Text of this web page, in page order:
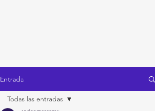
Entrada
Todas las entradas